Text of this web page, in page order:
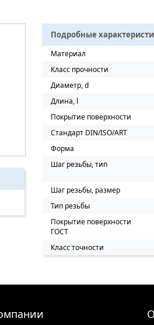
Подробные
Материал
Класс прочности
Диаметр, d
Длина, l
Покрытие поверхности
Стандарт DIN/ISO/ART
Форма
Шаг резьбы, тип
Шаг резьбы, размер
Тип резьбы
Покрытие поверхности
ГОСТ
Класс точности